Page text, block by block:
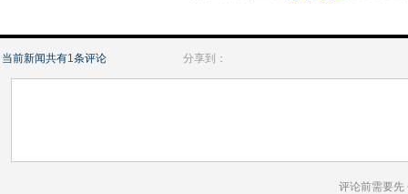
当前新闻共有1条评论 分享到：
评论前需要先